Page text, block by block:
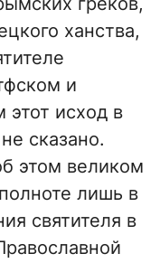
ханства,
и
этот исход в
сказано.
этом великом
лишь в
святителя в